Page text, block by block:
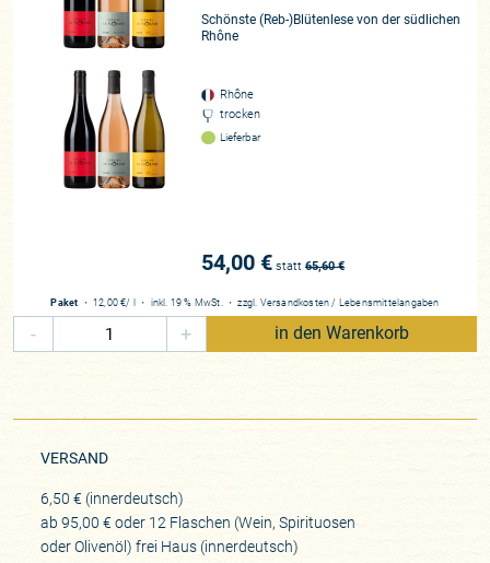
Schönste (Reb-)Blütenlese von der südlichen
Rhône
Rhône
trocken
Lieferbar
54,00 € statt 65,60€
Paket ・ 12,00 €/ l ・ inkl. 19 % MwSt.・zzgl. Versandkosten / Lebensmittelangaben
- + in den Warenkorb
VERSAND
6,50 € (innerdeutsch)
ab 95,00 € oder 12 Flaschen (Wein, Spirituosen
oder Olivenöl) frei Haus (innerdeutsch)